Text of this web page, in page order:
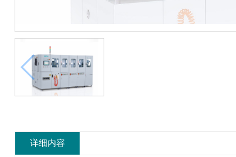
详细内容